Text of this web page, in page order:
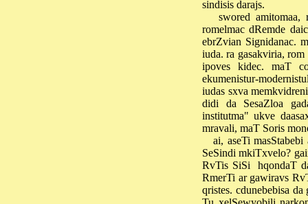
sindisis darajs.
swored amitomaa,
romelmac dRemde
ebrZvian Signidanac.
iuda. ra gasakviria,
ipoves kidec. maT
ekumenistur-
iudas sxva
didi da SesaZloa
institutma" ukve
mravali, maT Soris
ai, aseTi
SeSindi mkiTxvelo?
RvTis SiSi
hqondaT
RmerTi ar gawiravs
qristes. cdunebebisa